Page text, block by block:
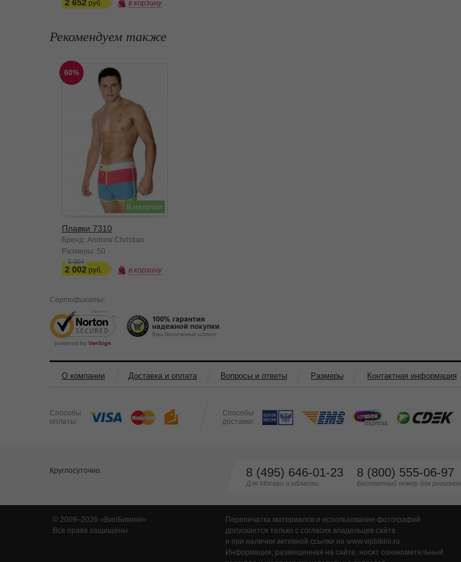
2 652 в корзину
Рекомендуем также
60%
В наличии
Плавки 7310
Бренд: Andrew Christian
Размеры: 50
5 004
2 002 в корзину
Сертификаты:
О компании Доставка и оплата Вопросы и ответы Размеры Контактная информация
Способы
оплаты:
Способы
доставки:
Круглосуточно. 8 (495) 646-01-23
Для Москвы и области
8 (800) 555-06-97
Бесплатный номер для регионов
© 2009–2026
ВипБикини
Все права защищены.
Перепечатка материалов и использование фотографий
допускается только с согласия владельцев сайта
и при наличии активной ссылки на www.vipbikini.ru
Информация, размещенная на сайте, носит ознакомительный